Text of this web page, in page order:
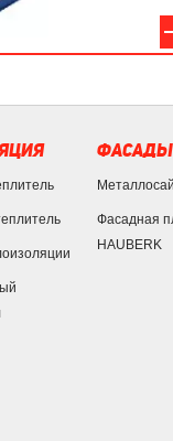
ФАСАДЫ
Фасадная
HAUBERK